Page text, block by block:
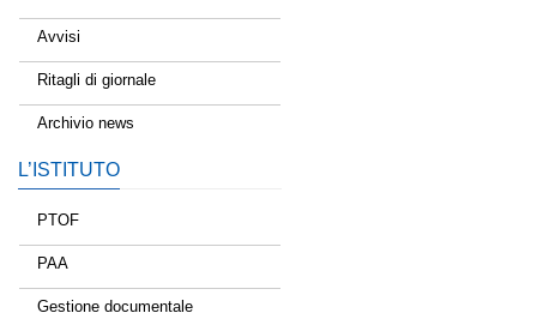
Avvisi
Ritagli di giornale
Archivio news
L’ISTITUTO
PTOF
PAA
Gestione documentale